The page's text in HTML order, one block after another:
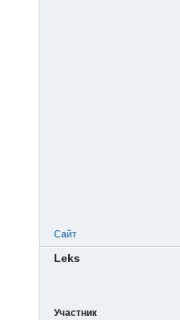
Сайт
Leks
Участник